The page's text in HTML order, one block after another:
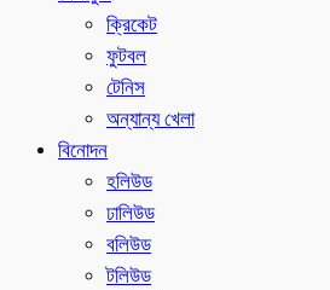
ক্রিকেট
ফুটবল
টেনিস
অন্যান্য খেলা
বিনোদন
হলিউড
ঢালিউড
বলিউড
টলিউড